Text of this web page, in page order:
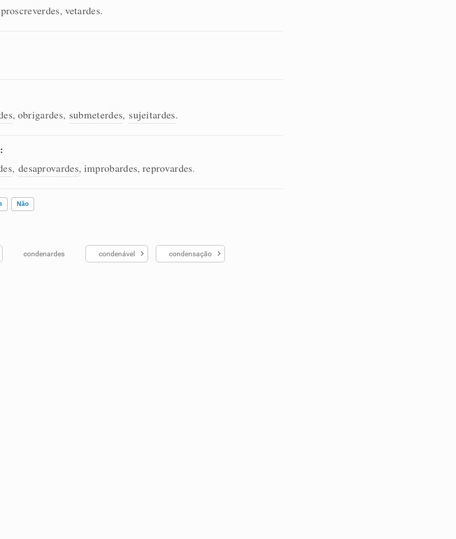
proscreverdes, vetardes.
, obrigardes, submeterdes, sujeitardes.
, desaprovardes, improbardes,reprovardes.
Não
me ajudou
condenardes condenável condensação